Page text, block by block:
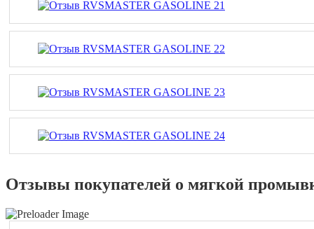
Отзывы покупателей о мягкой